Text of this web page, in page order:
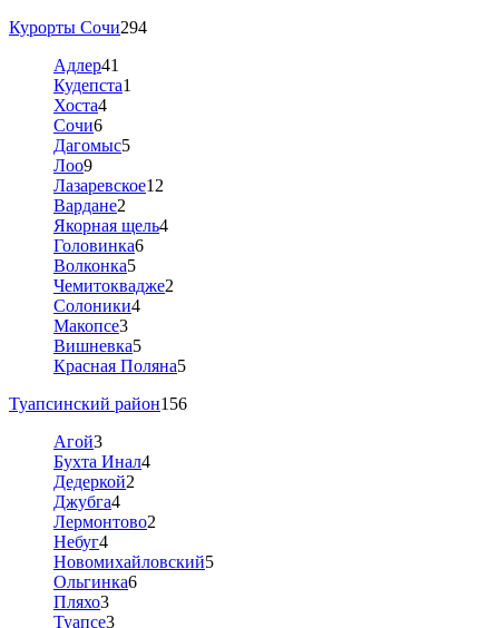
Курорты Сочи294
Адлер41
Кудепста1
Хоста4
Сочи6
Дагомыс5
Лоо9
Лазаревское12
Вардане2
Якорная щель4
Головинка6
Волконка5
Чемитоквадже2
Солоники4
Макопсе3
Вишневка5
Красная Поляна5
Туапсинский район156
Агой3
Бухта Инал4
Дедеркой2
Джубга4
Лермонтово2
Небуг4
Новомихайловский5
Ольгинка6
Пляхо3
Туапсе3